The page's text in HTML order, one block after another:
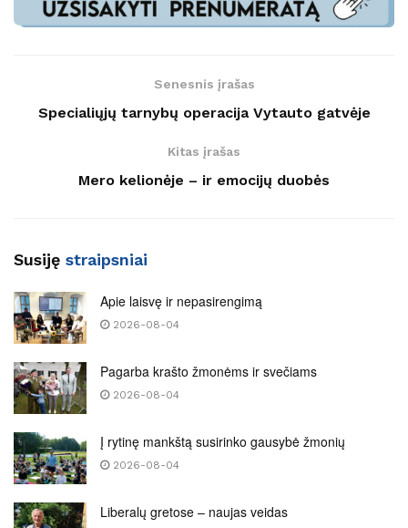
Senesnis įrašas
Specialiųjų tarnybų operacija Vytauto gatvėje
Kitas įrašas
Mero kelionėje – ir emocijų duobės
Susiję straipsniai
Apie laisvę ir nepasirengimą
2026-08-04
Pagarba krašto žmonėms ir svečiams
2026-08-04
Į rytinę mankštą susirinko gausybė žmonių
2026-08-04
Liberalų gretose – naujas veidas